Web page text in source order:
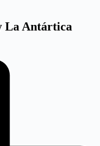
La Antártica